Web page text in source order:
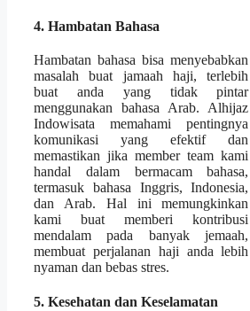
4. Hambatan Bahasa
Hambatan bahasa bisa menyebabkan
masalah buat jamaah haji, terlebih
buat anda yang tidak pintar
menggunakan bahasa Arab. Alhijaz
Indowisata memahami pentingnya
komunikasi yang efektif dan
memastikan jika member team kami
handal dalam bermacam bahasa,
termasuk bahasa Inggris, Indonesia,
dan Arab. Hal ini memungkinkan
kami buat memberi kontribusi
mendalam pada banyak jemaah,
membuat perjalanan haji anda lebih
nyaman dan bebas stres.
5. Kesehatan dan Keselamatan